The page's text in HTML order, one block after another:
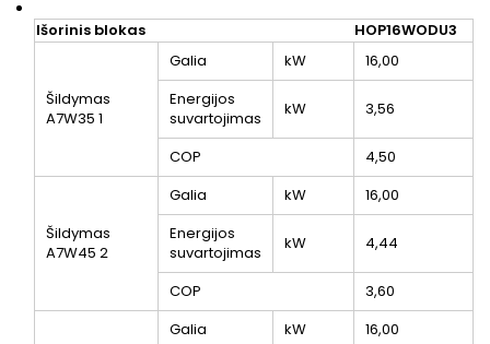
Išorinis blokas
HOP16WODU3
Šildymas
A7W35 1
Galia kW
16,00
Energijos
suvartojimas
kW 3,56
COP 4,50
Šildymas
A7W45 2
Galia kW
16,00
Energijos
suvartojimas
kW 4,44
COP 3,60
Galia kW
16,00